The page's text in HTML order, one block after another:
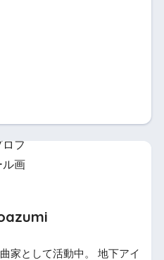
家として活動中。 地下アイ